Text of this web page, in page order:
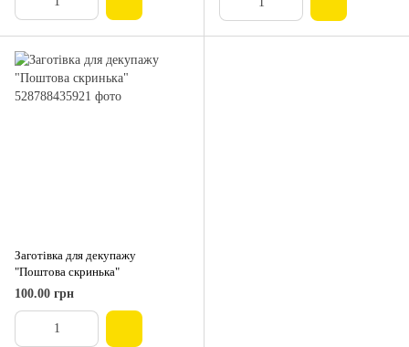
Заготівка для декупажу
"Поштова скринька"
100.00 грн